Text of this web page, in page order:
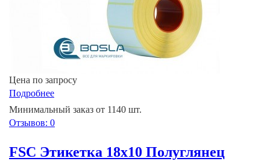
Цена по запросу
Подробнее
Минимальный заказ от 1140 шт.
Отзывов: 0
FSC Этикетка 18х10 Полуглянец